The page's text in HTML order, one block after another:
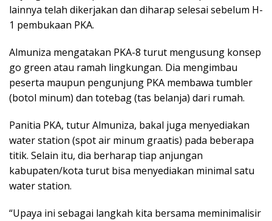
lainnya telah dikerjakan dan diharap selesai sebelum H-
1 pembukaan PKA.
Almuniza mengatakan PKA-8 turut mengusung konsep
go green atau ramah lingkungan. Dia mengimbau
peserta maupun pengunjung PKA membawa tumbler
(botol minum) dan totebag (tas belanja) dari rumah.
Panitia PKA, tutur Almuniza, bakal juga menyediakan
water station (spot air minum graatis) pada beberapa
titik. Selain itu, dia berharap tiap anjungan
kabupaten/kota turut bisa menyediakan minimal satu
water station.
“Upaya ini sebagai langkah kita bersama meminimalisir